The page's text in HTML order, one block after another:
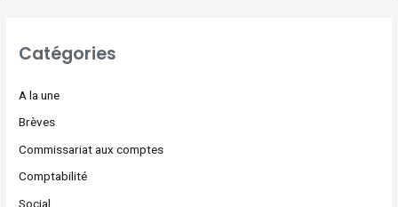
Catégories
A la une
Brèves
Commissariat aux comptes
Comptabilité
Social